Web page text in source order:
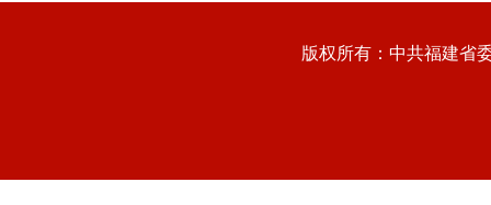
版权所有：中共福建省